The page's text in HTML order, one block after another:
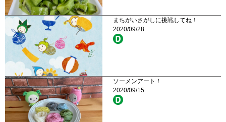
まちがいさがしに挑戦してね！
2020/09/28
ソーメンアート！
2020/09/15